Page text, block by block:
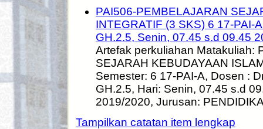
PAI506-PEMBELAJARAN
INTEGRATIF (3 SKS) 6 17-PAI-
GH.2.5, Senin, 07.45 s.d 09.45
Artefak perkuliahan Matakuliah:
SEJARAH KEBUDAYAAN
Semester: 6 17-PAI-A, Dosen :
GH.2.5, Hari: Senin, 07.45 s.d
2019/2020, Jurusan:
Tampilkan catatan item lengkap